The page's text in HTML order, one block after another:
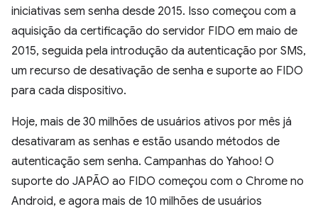
iniciativas sem senha desde 2015. Isso começou com a
aquisição da certificação do servidor FIDO em maio de
2015, seguida pela introdução da autenticação por SMS,
um recurso de desativação de senha e suporte ao FIDO
para cada dispositivo.
Hoje, mais de 30 milhões de usuários ativos por mês já
desativaram as senhas e estão usando métodos de
autenticação sem senha. Campanhas do Yahoo! O
suporte do JAPÃO ao FIDO começou com o Chrome no
Android, e agora mais de 10 milhões de usuários